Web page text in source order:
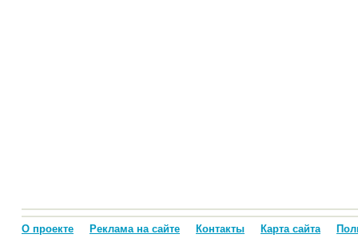
О проекте Реклама на сайте Контакты Карта сайта